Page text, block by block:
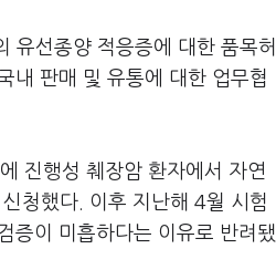
유선종양 적응증에 대한 품목허
내 판매 및 유통에 대한 업무협
진행성 췌장암 환자에서 자연
청했다. 이후 지난해 4월 시험
증이 미흡하다는 이유로 반려됐